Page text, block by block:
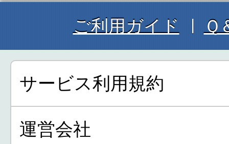
ご利用ガイド Ｑ
サービス利用規約
運営会社